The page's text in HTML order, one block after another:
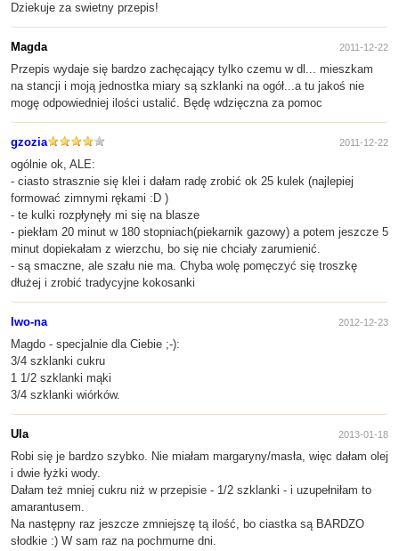
Dziekuje za swietny przepis!
Magda 2011-12-22
Przepis wydaje się bardzo zachęcający tylko czemu w dl... mieszkam
na stancji i moją jednostka miary są szklanki na ogół...a tu jakoś nie
mogę odpowiedniej ilości ustalić. Będę wdzięczna za pomoc
gzozia 2011-12-22
ogólnie ok, ALE:
- ciasto strasznie się klei i dałam radę zrobić ok 25 kulek (najlepiej
formować zimnymi rękami :D )
- te kulki rozpłynęły mi się na blasze
- piekłam 20 minut w 180 stopniach(piekarnik gazowy) a potem jeszcze 5
minut dopiekałam z wierzchu, bo się nie chciały zarumienić.
- są smaczne, ale szału nie ma. Chyba wolę pomęczyć się troszkę
dłużej i zrobić tradycyjne kokosanki
Iwo-na 2012-12-23
Magdo - specjalnie dla Ciebie ;-):
3/4 szklanki cukru
1 1/2 szklanki mąki
3/4 szklanki wiórków.
Ula 2013-01-18
Robi się je bardzo szybko. Nie miałam margaryny/masła, więc dałam olej
i dwie łyżki wody.
Dałam też mniej cukru niż w przepisie - 1/2 szklanki - i uzupełniłam to
amarantusem.
Na następny raz jeszcze zmniejszę tą ilość, bo ciastka są BARDZO
słodkie :) W sam raz na pochmurne dni.